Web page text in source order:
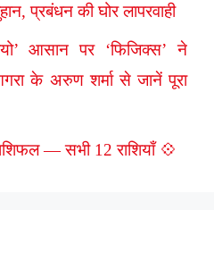
प्रबंधन की घोर लापरवाही
आसान पर ‘फिजिक्स’ ने
के अरुण शर्मा से जानें पूरा
— सभी 12 राशियाँ 💠